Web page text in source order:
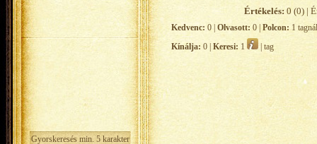
Értékelés: 0 (0) |
Kedvenc: 0 | Olvasott: 0 | Polcon: 1 tagnál
Kínálja: 0 | Keresi: 1 | tag